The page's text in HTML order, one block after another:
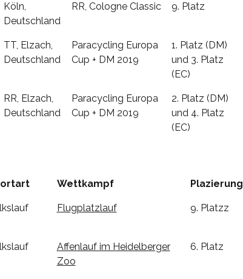
Köln,
Deutschland
RR, Cologne Classic 9. Platz
TT, Elzach,
Deutschland
Paracycling Europa
Cup + DM 2019
1. Platz (DM)
und 3. Platz
(EC)
RR, Elzach,
Deutschland
Paracycling Europa
Cup + DM 2019
2. Platz (DM)
und 4. Platz
(EC)
Wettkampf Plazierung
Flugplatzlauf 9. Platzz
Affenlauf im Heidelberger
Zoo
6. Platz